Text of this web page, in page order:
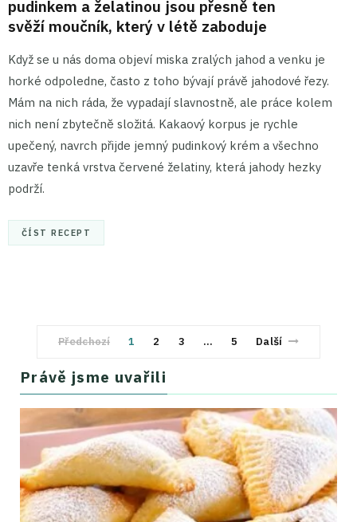
pudinkem a želatinou jsou přesně ten
svěží moučník, který v létě zaboduje
Když se u nás doma objeví miska zralých jahod a venku je
horké odpoledne, často z toho bývají právě jahodové řezy.
Mám na nich ráda, že vypadají slavnostně, ale práce kolem
nich není zbytečně složitá. Kakaový korpus je rychle
upečený, navrch přijde jemný pudinkový krém a všechno
uzavře tenká vrstva červené želatiny, která jahody hezky
podrží.
ČÍST RECEPT
Předchozí 1 2 3 … 5 Další
Právě jsme uvařili